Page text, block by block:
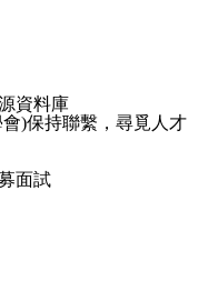
資料庫
)保持聯繫，尋覓人才
面試